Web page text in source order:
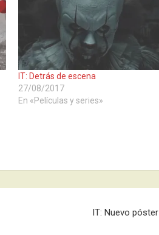
IT: Detrás de escena
27/08/2017
En «Películas y series»
IT: Nuevo póster